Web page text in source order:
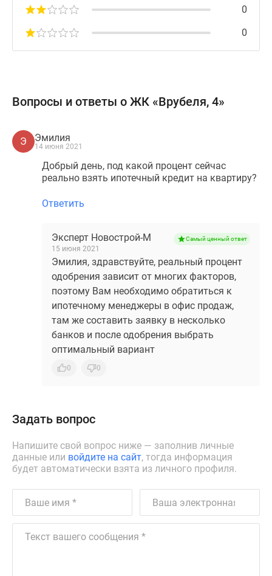
0
0
Вопросы и ответы о ЖК «Врубеля, 4»
Э Эмилия
14 июня 2021
Добрый день, под какой процент сейчас
реально взять ипотечный кредит на квартиру?
Ответить
Эксперт Новострой-М
15 июня 2021
Самый ценный ответ
Эмилия, здравствуйте, реальный процент
одобрения зависит от многих факторов,
поэтому Вам необходимо обратиться к
ипотечному менеджеры в офис продаж,
там же составить заявку в несколько
банков и после одобрения выбрать
оптимальный вариант
0 0
Задать вопрос
Напишите свой вопрос ниже — заполнив личные
данные или войдите на сайт, тогда информация
будет автоматически взята из личного профиля.